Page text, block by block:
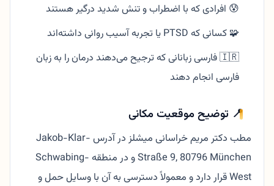
😰 افرادی که با اضطراب و تنش شدید درگیر هستند
🧩 کسانی که PTSD یا تجربه آسیب روانی داشته‌اند
🇮🇷 فارسی زبانانی که ترجیح می‌دهند درمان را به زبان
فارسی انجام دهند
📍 توضیح موقعیت مکانی
مطب دکتر مریم خراسانی میشلز در آدرس Jakob-Klar-
Straße 9, 80796 München و در منطقه Schwabing-
West قرار دارد و معمولاً دسترسی به آن با وسایل حمل و